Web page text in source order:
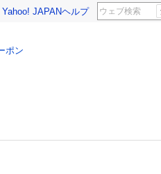
Yahoo! JAPANヘルプ
ポン